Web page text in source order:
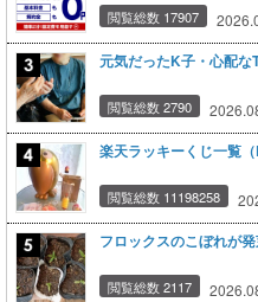
閲覧総数 17907
元気だったK子・心配な
閲覧総数 2790
楽天ラッキーくじ一覧（
閲覧総数 11198258
フロックスのこぼれが発
閲覧総数 2117